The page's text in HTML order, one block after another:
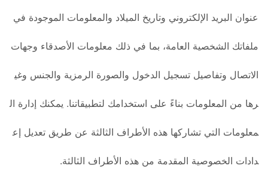
عنوان البريد الإلكتروني وتاريخ الميلاد والمعلومات الموجودة في
ملفاتك الشخصية العامة، بما في ذلك معلومات الأصدقاء وجهات
الاتصال وتفاصيل تسجيل الدخول والصورة الرمزية والجنس وغي
رها من المعلومات بناءً على استخدامك لتطبيقاتنا. يمكنك إدارة ال
معلومات التي تشاركها هذه الأطراف الثالثة عن طريق تعديل إع
دادات الخصوصية المقدمة من هذه الأطراف الثالثة.